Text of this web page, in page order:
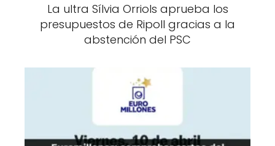
La ultra Sílvia Orriols aprueba los
presupuestos de Ripoll gracias a la
abstención del PSC